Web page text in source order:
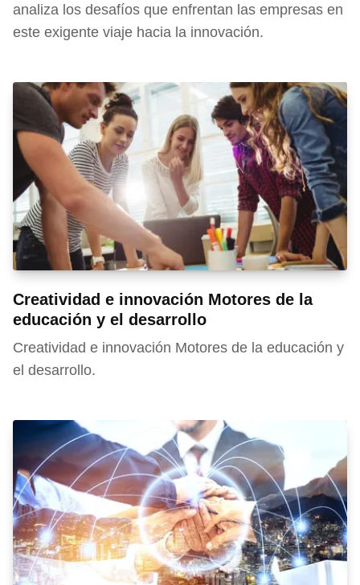
analiza los desafíos que enfrentan las empresas en
este exigente viaje hacia la innovación.
Creatividad e innovación Motores de la
educación y el desarrollo
Creatividad e innovación Motores de la educación y
el desarrollo.